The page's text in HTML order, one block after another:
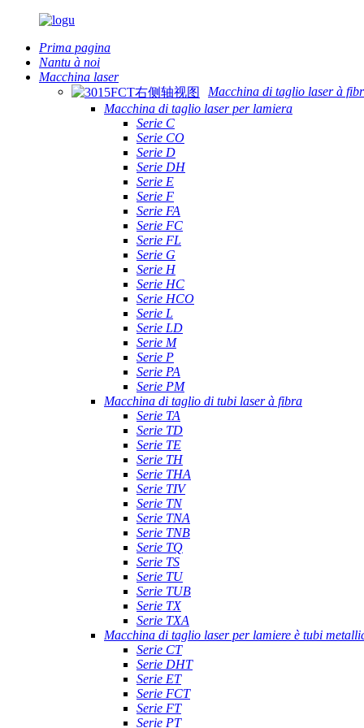
Prima pagina
Nantu à noi
Macchina laser
Macchina di taglio laser à
Macchina di taglio laser per lamiera
Serie C
Serie CO
Serie D
Serie DH
Serie E
Serie F
Serie FA
Serie FC
Serie FL
Serie G
Serie H
Serie HC
Serie HCO
Serie L
Serie LD
Serie M
Serie P
Serie PA
Serie PM
Macchina di taglio di tubi laser à fibra
Serie TA
Serie TD
Serie TE
Serie TH
Serie THA
Serie TIV
Serie TN
Serie TNA
Serie TNB
Serie TQ
Serie TS
Serie TU
Serie TUB
Serie TX
Serie TXA
Macchina di taglio laser per lamiere è tubi
Serie CT
Serie DHT
Serie ET
Serie FCT
Serie FT
Serie PT